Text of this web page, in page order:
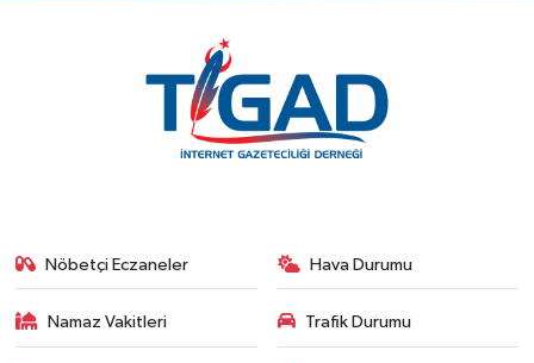
Nöbetçi Eczaneler Hava Durumu
Namaz Vakitleri Trafik Durumu